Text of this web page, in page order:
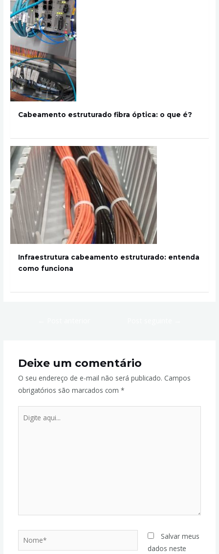
Cabeamento estruturado fibra óptica: o que é?
Infraestrutura cabeamento estruturado: entenda
como funciona
Deixe um comentário
O seu endereço de e-mail não será publicado. Campos
obrigatórios são marcados com *
Salvar meus
dados neste